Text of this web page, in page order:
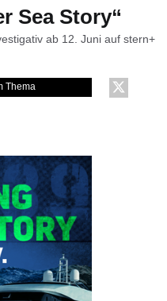
Sea Story“
ab 12. Juni auf stern+
Thema